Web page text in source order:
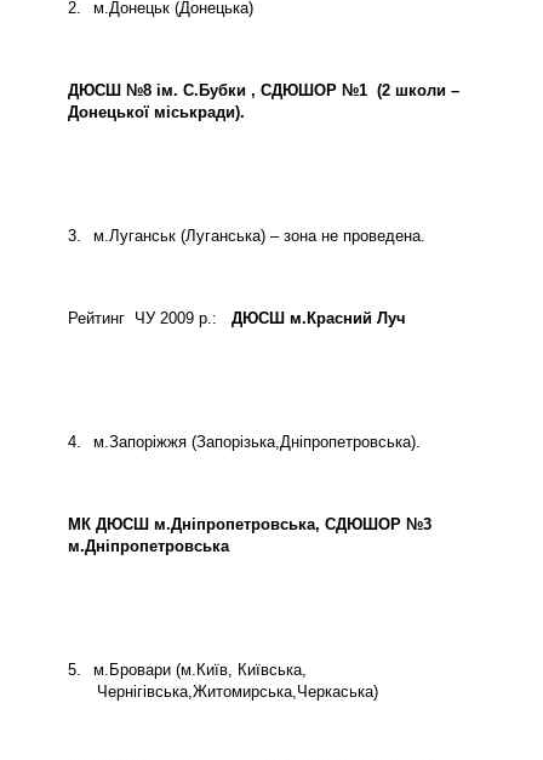
2. м.Донецьк (Донецька)
ДЮСШ №8 ім. С.Бубки , СДЮШОР №1 (2 школи –
Донецької міськради).
3. м.Луганськ (Луганська) – зона не проведена.
Рейтинг ЧУ 2009 р.: ДЮСШ м.Красний Луч
4. м.Запоріжжя (Запорізька,Дніпропетровська).
МК ДЮСШ м.Дніпропетровська, СДЮШОР №3
м.Дніпропетровська
5.
м.Бровари (м.Київ, Київська,
Чернігівська,Житомирська,Черкаська)